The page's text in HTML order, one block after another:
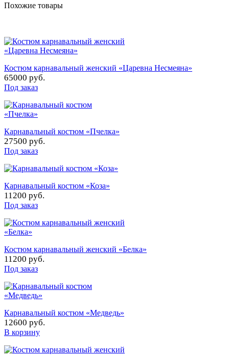
Похожие товары
Костюм карнавальный женский «Царевна Несмеяна»
65000 руб.
Под заказ
Карнавальный костюм «Пчелка»
27500 руб.
Под заказ
Карнавальный костюм «Коза»
11200 руб.
Под заказ
Костюм карнавальный женский «Белка»
11200 руб.
Под заказ
Карнавальный костюм «Медведь»
12600 руб.
В корзину